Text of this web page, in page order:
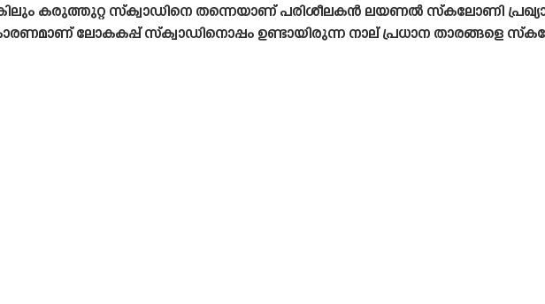
കരുത്തുറ്റ സ്‌ക്വാഡിനെ തന്നെയാണ് പരിശീലകൻ ലയണൽ സ്‌കലോണി
ലോകകപ്പ് സ്‌ക്വാഡിനൊപ്പം ഉണ്ടായിരുന്ന നാല് പ്രധാന താരങ്ങളെ